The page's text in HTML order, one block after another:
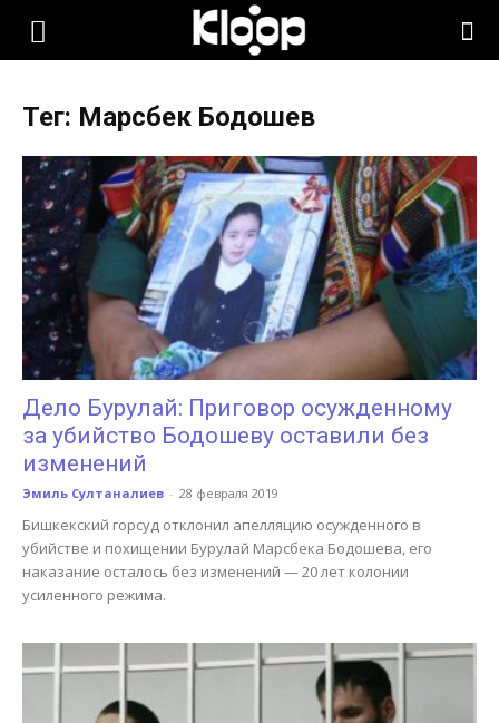
KLOOP.KG
Новости
Кыргызстана
Тег: Марсбек Бодошев
Дело Бурулай: Приговор осужденному
за убийство Бодошеву оставили без
изменений
Эмиль Султаналиев - 28 февраля 2019
Бишкекский горсуд отклонил апелляцию осужденного в
убийстве и похищении Бурулай Марсбека Бодошева, его
наказание осталось без изменений — 20 лет колонии
усиленного режима.